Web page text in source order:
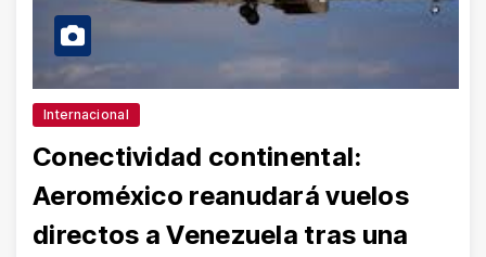
Internacional
Conectividad continental:
Aeroméxico reanudará vuelos
directos a Venezuela tras una